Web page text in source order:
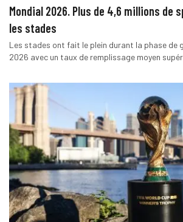
Mondial 2026. Plus de 4,6 millions de
les stades
Les stades ont fait le plein durant la phase de
2026 avec un taux de remplissage moyen